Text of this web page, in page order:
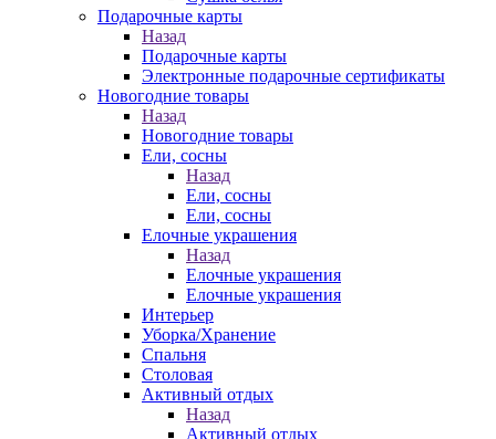
Подарочные карты
Назад
Подарочные карты
Электронные подарочные сертификаты
Новогодние товары
Назад
Новогодние товары
Ели, сосны
Назад
Ели, сосны
Ели, сосны
Елочные украшения
Назад
Елочные украшения
Елочные украшения
Интерьер
Уборка/Хранение
Спальня
Столовая
Активный отдых
Назад
Активный отдых